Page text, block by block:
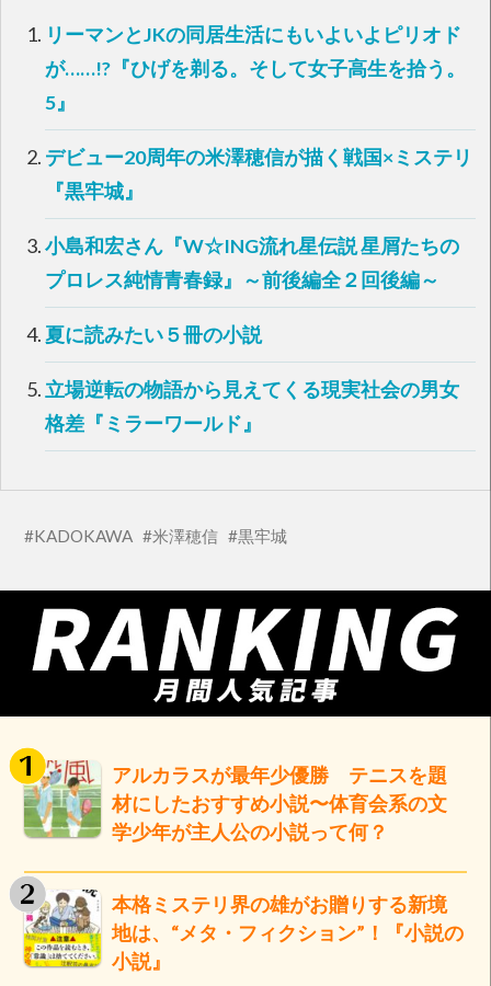
t
e
で
共
し
い
ウ
ィ
で
開
き
す
)
有
す
に
は
ク
し
て
く
(
新
し
い
ウ
ィ
き
ま
す
リーマンとJKの同居生活にもいよいよピリオド
が……!?『ひげを剃る。そして女子高生を拾う。
5』
デビュー20周年の米澤穂信が描く戦国×ミステリ
『黒牢城』
小島和宏さん『W☆ING流れ星伝説 星屑たちの
プロレス純情青春録』～前後編全２回後編～
夏に読みたい５冊の小説
立場逆転の物語から見えてくる現実社会の男女
格差『ミラーワールド』
KADOKAWA 米澤穂信 黒牢城
アルカラスが最年少優勝 テニスを題
材にしたおすすめ小説〜体育会系の文
学少年が主人公の小説って何？
本格ミステリ界の雄がお贈りする新境
地は、“メタ・フィクション”！『小説の
小説』